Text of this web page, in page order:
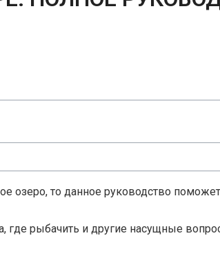
озеро, то данное руководство
где рыбачить и другие насущные